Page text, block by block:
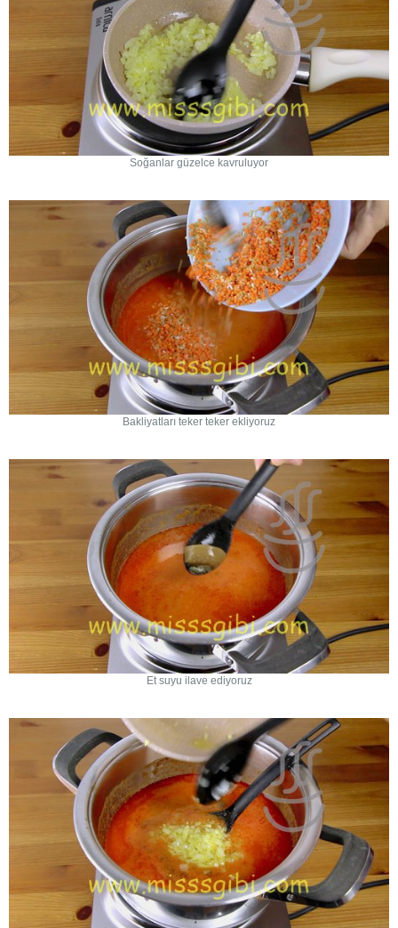
Soğanlar güzelce kavruluyor
Bakliyatları teker teker ekliyoruz
Et suyu ilave ediyoruz